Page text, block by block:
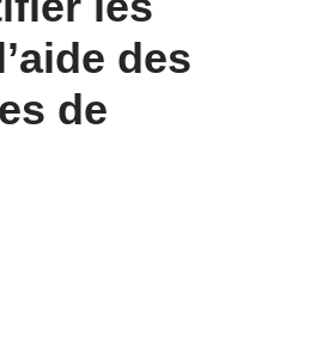
des
de